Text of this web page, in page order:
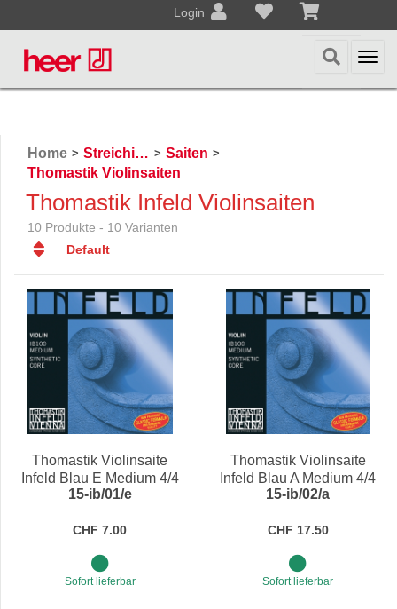
Login
Home > Streichinstrumente > Saiten >
Thomastik Violinsaiten
Thomastik Infeld Violinsaiten
10 Produkte - 10 Varianten
Default
Default
Datum
Datum
Name
Name
Preis
Preis
Thomastik Violinsaite
Infeld Blau E Medium 4/4
15-ib/01/e
CHF 7.00
Sofort lieferbar
Thomastik Violinsaite
Infeld Blau A Medium 4/4
15-ib/02/a
CHF 17.50
Sofort lieferbar